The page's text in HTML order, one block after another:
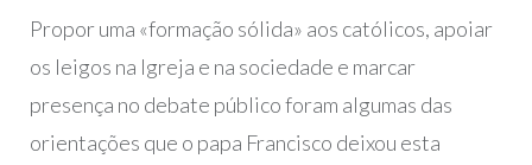
Propor uma «formação sólida» aos católicos, apoiar
os leigos na Igreja e na sociedade e marcar
presença no debate público foram algumas das
orientações que o papa Francisco deixou esta